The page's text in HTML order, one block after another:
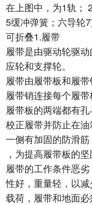
在上图中，为1轨；
5缓冲弹簧；六导轮
可折叠1.履带
履带是由驱动轮驱
应轮和支撑轮。
履带由履带板和履带
履带销连接每个履
履带板的两端都有
校正履带并防止在
一侧有加固的防滑筋
，为提高履带板的
履带的工作条件恶
性好，重量轻，以
载荷，履带和地面